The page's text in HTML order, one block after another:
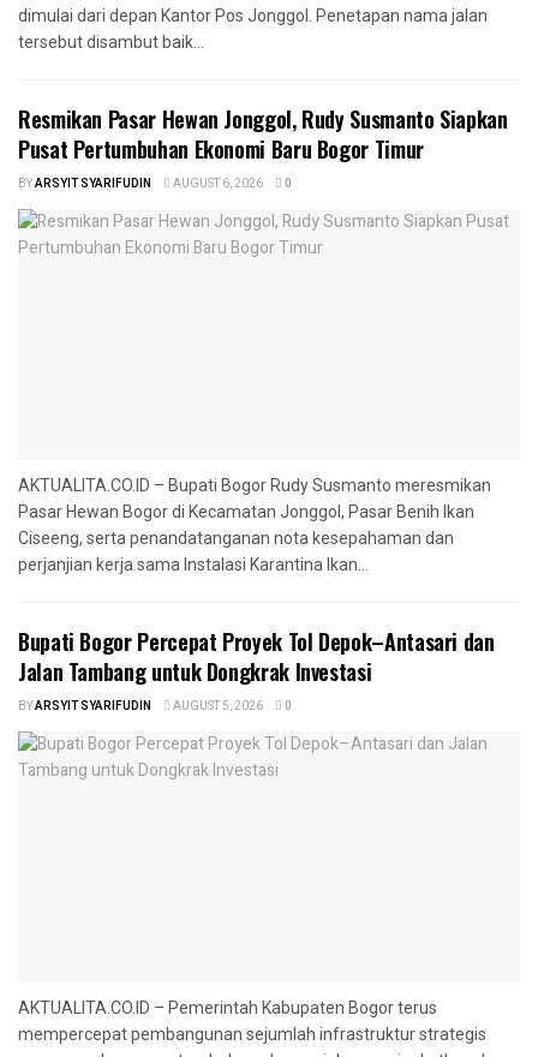
dimulai dari depan Kantor Pos Jonggol. Penetapan nama jalan
tersebut disambut baik...
Resmikan Pasar Hewan Jonggol, Rudy Susmanto Siapkan
Pusat Pertumbuhan Ekonomi Baru Bogor Timur
BYARSYIT SYARIFUDIN AUGUST 6, 2026 0
AKTUALITA.CO.ID – Bupati Bogor Rudy Susmanto meresmikan
Pasar Hewan Bogor di Kecamatan Jonggol, Pasar Benih Ikan
Ciseeng, serta penandatanganan nota kesepahaman dan
perjanjian kerja sama Instalasi Karantina Ikan...
Bupati Bogor Percepat Proyek Tol Depok–Antasari dan
Jalan Tambang untuk Dongkrak Investasi
BYARSYIT SYARIFUDIN AUGUST 5, 2026 0
AKTUALITA.CO.ID – Pemerintah Kabupaten Bogor terus
mempercepat pembangunan sejumlah infrastruktur strategis